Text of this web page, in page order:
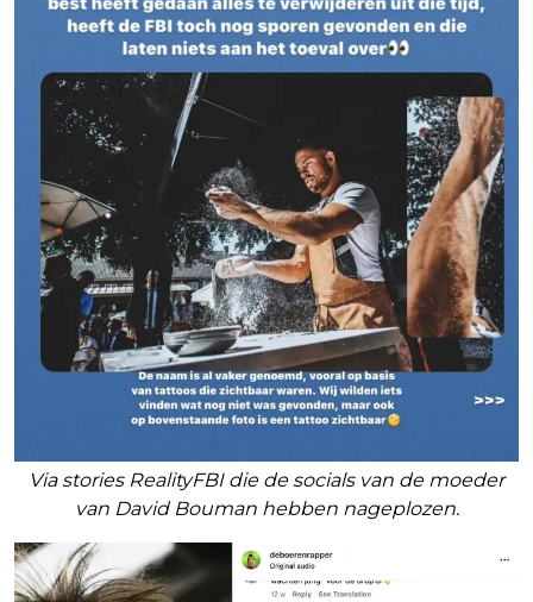
Via stories RealityFBI die de socials van de moeder
van David Bouman hebben nageplozen.